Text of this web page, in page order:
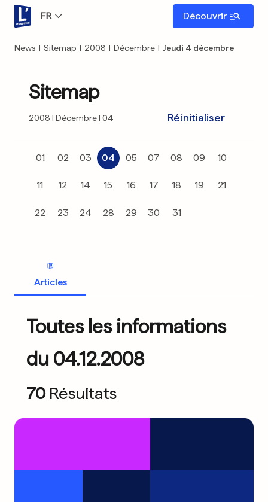
FR Découvrir
News | Sitemap | 2008 | Décembre | Jeudi 4 décembre
Sitemap
2008 Décembre 04 Réinitialiser
01 02 03 04 05 07 08 09 10
11 12 14 15 16 17 18 19 21
22 23 24 28 29 30 31
Articles
Toutes les informations
du 04.12.2008
70 Résultats